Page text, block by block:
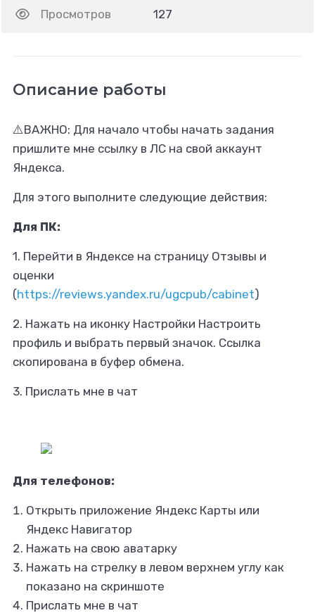
Просмотров 127
Описание работы
⚠️ВАЖНО: Для начало чтобы начать задания
пришлите мне ссылку в ЛС на свой аккаунт
Яндекса.
Для этого выполните следующие действия:
Для ПК:
1. Перейти в Яндексе на страницу Отзывы и
оценки
(https://reviews.yandex.ru/ugcpub/cabinet)
2. Нажать на иконку Настройки Настроить
профиль и выбрать первый значок. Ссылка
скопирована в буфер обмена.
3. Прислать мне в чат
Для телефонов:
Открыть приложение Яндекс Карты или
Яндекс Навигатор
Нажать на свою аватарку
Нажать на стрелку в левом верхнем углу как
показано на скриншоте
Прислать мне в чат